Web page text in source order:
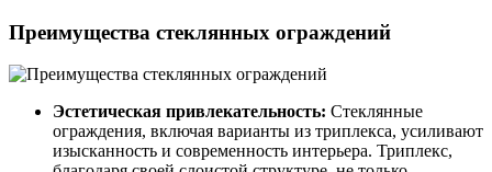
Преимущества стеклянных ограждений
Эстетическая привлекательность: Стеклянные
ограждения, включая варианты из триплекса, усиливают
изысканность и современность интерьера. Триплекс,